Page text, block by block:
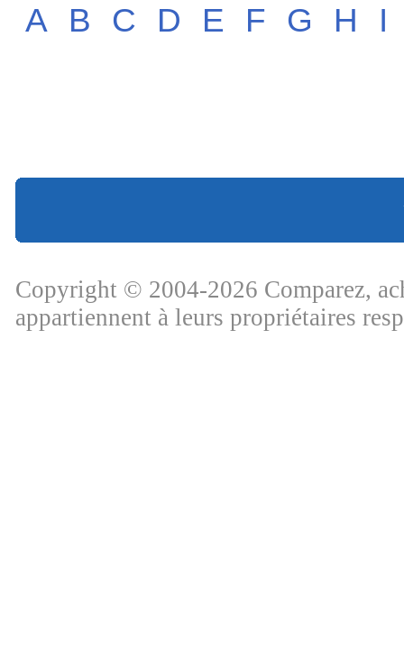
A B C D E F G H I
Copyright © 2004-2026 Comparez,
appartiennent à leurs propriétaires